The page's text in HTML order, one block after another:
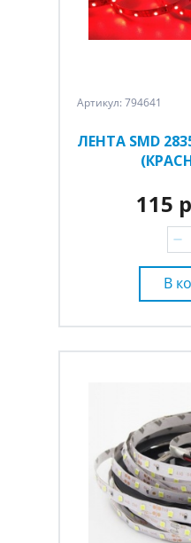
Артикул: 794641
ЛЕНТА SMD
115
В